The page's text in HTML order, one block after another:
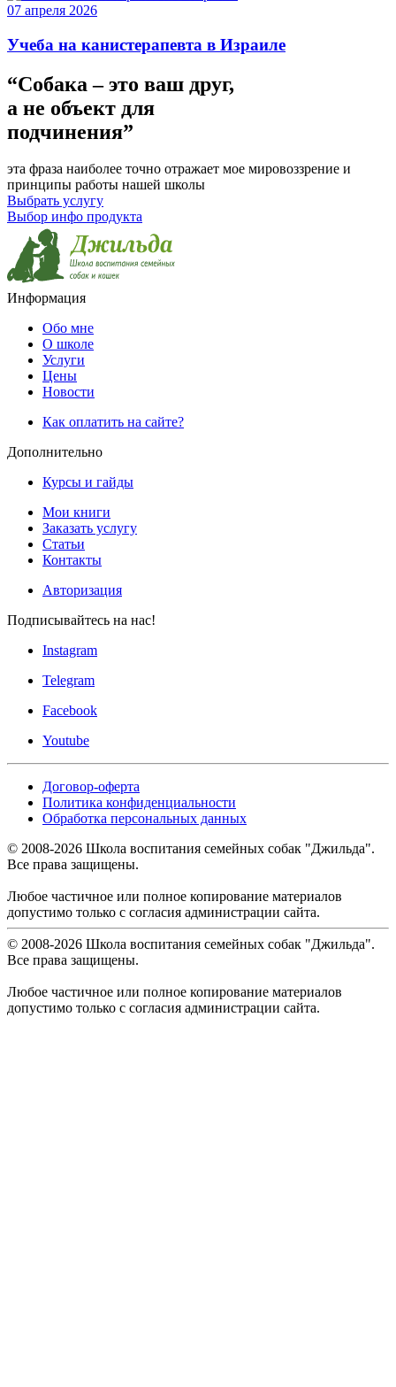
07 апреля 2026
Учеба на канистерапевта в Израиле
“Собака – это ваш друг,
а не объект для
подчинения”
эта фраза наиболее точно отражает мое мировоззрение и
принципы работы нашей школы
Выбрать услугу
Выбор инфо продукта
Информация
Обо мне
О школе
Услуги
Цены
Новости
Как оплатить на сайте?
Дополнительно
Курсы и гайды
Мои книги
Заказать услугу
Статьи
Контакты
Авторизация
Подписывайтесь на нас!
Instagram
Telegram
Facebook
Youtube
Договор-оферта
Политика конфиденциальности
Обработка персональных данных
© 2008-2026 Школа воспитания семейных собак "Джильда".
Все права защищены.
Любое частичное или полное копирование материалов
допустимо только с согласия администрации сайта.
© 2008-2026 Школа воспитания семейных собак "Джильда".
Все права защищены.
Любое частичное или полное копирование материалов
допустимо только с согласия администрации сайта.